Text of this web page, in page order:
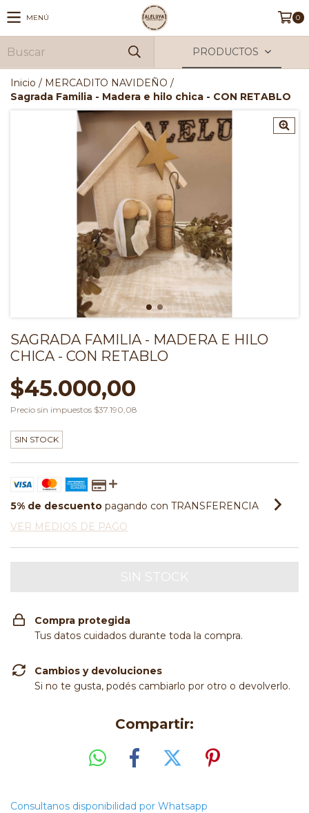
MENÚ 0
PRODUCTOS
Inicio / MERCADITO NAVIDEÑO /
Sagrada Familia - Madera e hilo chica - CON RETABLO
SAGRADA FAMILIA - MADERA E HILO
CHICA - CON RETABLO
$45.000,00
Precio sin impuestos $37.190,08
SIN STOCK
5% de descuento pagando con TRANSFERENCIA
VER MEDIOS DE PAGO
Compra protegida
Tus datos cuidados durante toda la compra.
Cambios y devoluciones
Si no te gusta, podés cambiarlo por otro o devolverlo.
Compartir:
Consultanos disponibilidad por Whatsapp